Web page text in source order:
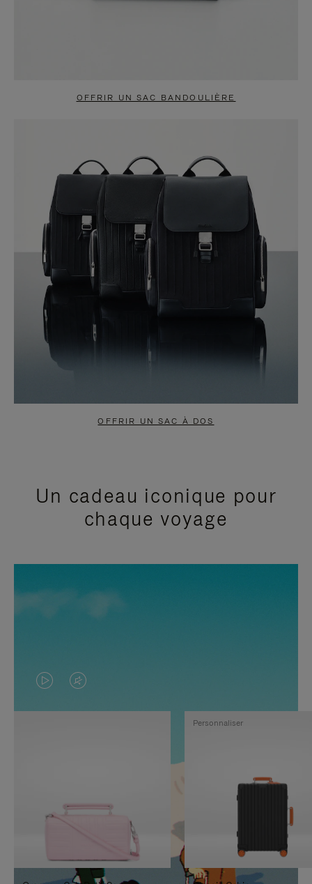
OFFRIR UN SAC BANDOULIÈRE
OFFRIR UN SAC À DOS
Un cadeau iconique pour
chaque voyage
LA
VIDÉO
PAUSE,
APPUYEZ
SUR
LE
SON
DÉSACTIVÉ.
VEUILLEZ
Personnaliser